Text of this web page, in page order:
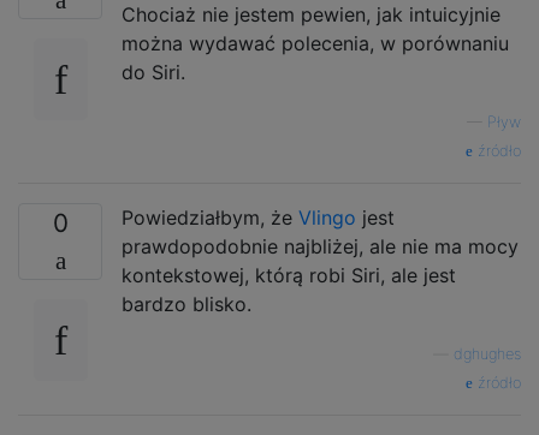
Chociaż nie jestem pewien, jak intuicyjnie
można wydawać polecenia, w porównaniu
do Siri.
Pływ
źródło
0 Powiedziałbym, że Vlingo jest
prawdopodobnie najbliżej, ale nie ma mocy
kontekstowej, którą robi Siri, ale jest
bardzo blisko.
dghughes
źródło